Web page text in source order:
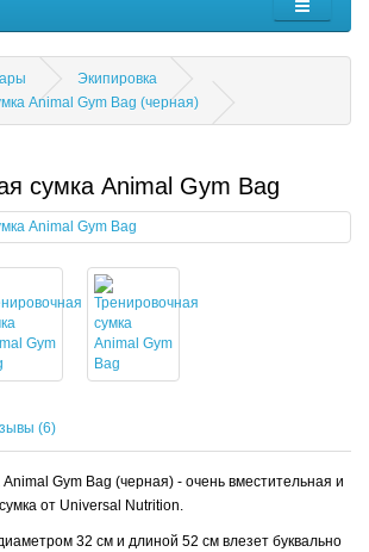
Экипировка
Animal Gym Bag (черная)
сумка Animal Gym Bag
(6)
Gym Bag (черная) - очень вместительная и
от Universal Nutrition.
32 см и длиной 52 см влезет буквально